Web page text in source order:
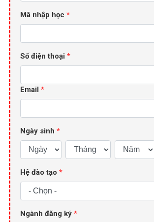
Mã nhập học *
Số điện thoại *
Email *
Ngày sinh *
Hệ đào tạo *
Ngành đăng ký *